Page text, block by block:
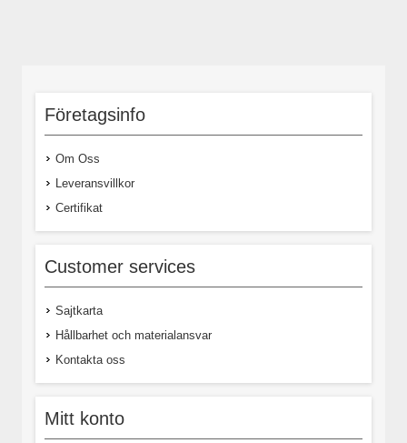
Företagsinfo
Om Oss
Leveransvillkor
Certifikat
Customer services
Sajtkarta
Hållbarhet och materialansvar
Kontakta oss
Mitt konto